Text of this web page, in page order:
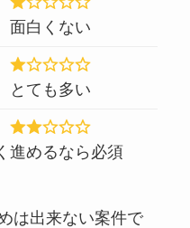
面白くない
とても多い
進めるなら必須
は出来ない案件で